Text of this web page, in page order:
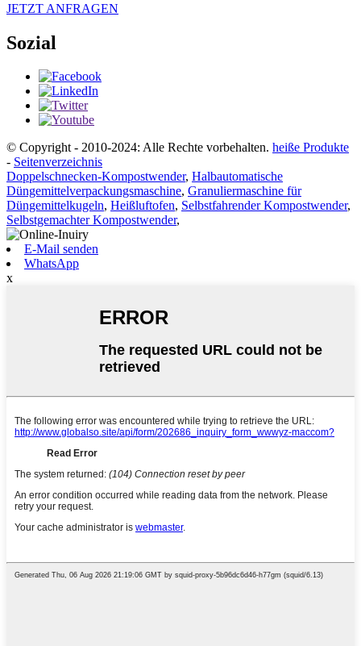
JETZT ANFRAGEN
Sozial
© Copyright - 2010-2024: Alle Rechte vorbehalten. heiße Produkte
- Seitenverzeichnis
Doppelschnecken-Kompostwender, Halbautomatische
Düngemittelverpackungsmaschine, Granuliermaschine für
Düngemittelkugeln, Heißluftofen, Selbstfahrender Kompostwender,
Selbstgemachter Kompostwender,
E-Mail senden
WhatsApp
x